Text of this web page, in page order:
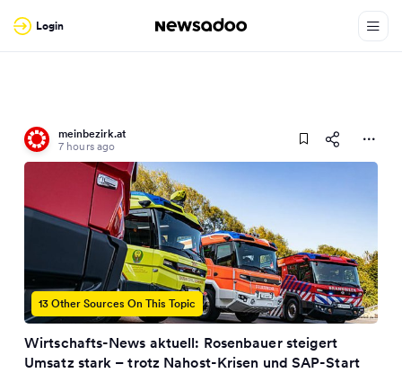
Login
meinbezirk.at
7 hours ago
13 Other Sources On This Topic
Wirtschafts-News aktuell: Rosenbauer steigert
Umsatz stark – trotz Nahost-Krisen und SAP-Start